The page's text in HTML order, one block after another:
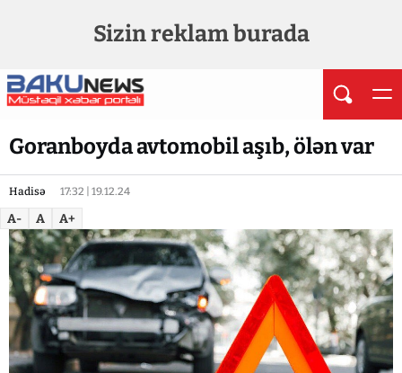
Sizin reklam burada
Goranboyda avtomobil aşıb, ölən var
Hadisə 17:32 | 19.12.24
A- A A+